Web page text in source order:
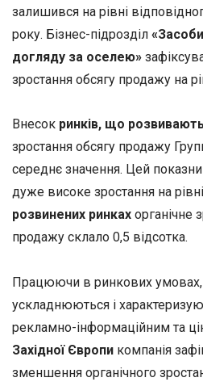
залишився на рівні
року. Бізнес-підрозділ
догляду за оселею»
зростання обсягу продажу на
Внесок ринків, що
зростання обсягу продажу
середнє значення. Цей
дуже високе зростання на
розвинених ринках органічне
продажу склало 0,5 відсотка.
Працюючи в ринкових умовах,
ускладнюються і
рекламно-інформаційним та
Західної Європи компанія
зменшення органічного